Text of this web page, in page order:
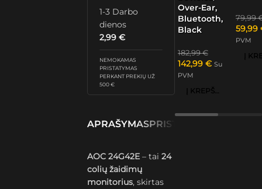
1-3 Darbo
dienos
2,99€
NEMOKAMAS
PRISTATYMAS
PERKANT PREKIŲ UŽ
500 €
APRAŠYMASPRISTATYMAS IR
AOC 24G42E – tai24
colių žaidimų
monitorius, skirtas
Over-Ear,
Bluetooth,
Black
182,99€
142,99 € Su
PVM
Į KREPŠELĮ
79,99
59,99
PVM